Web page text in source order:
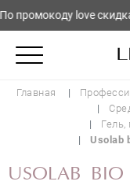
love скидка
Главная
Usolab
USOLAB BIO